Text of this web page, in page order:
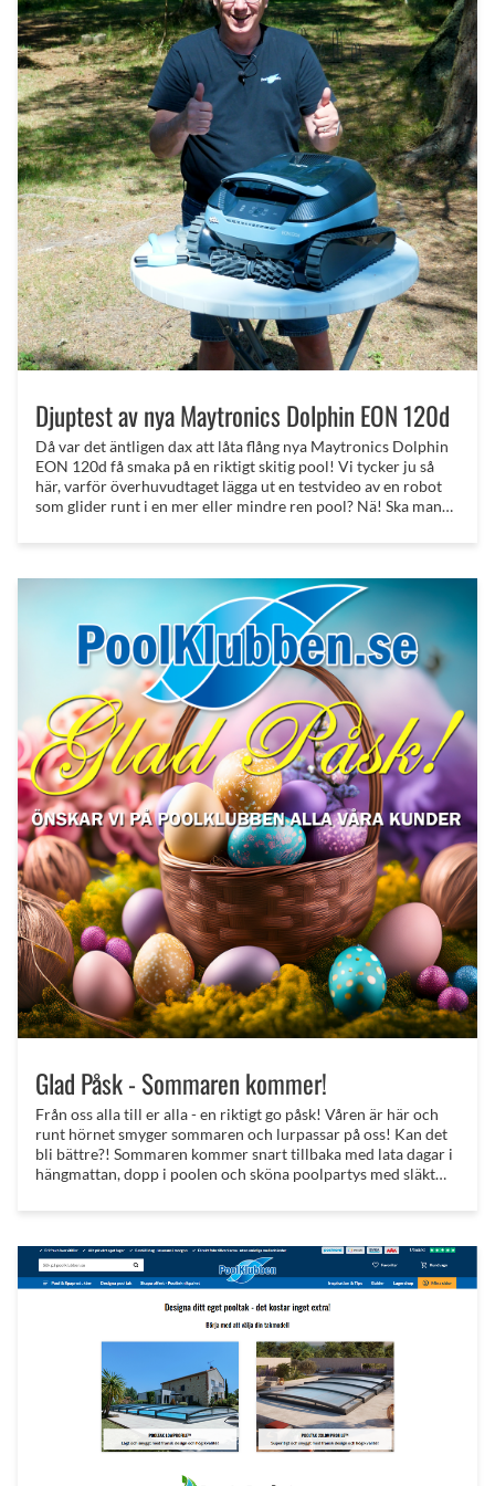
Djuptest av nya Maytronics Dolphin EON 120d
Då var det äntligen dax att låta flång nya Maytronics Dolphin
EON 120d få smaka på en riktigt skitig pool! Vi tycker ju så
här, varför överhuvudtaget lägga ut en testvideo av en robot
som glider runt i en mer eller mindre ren pool? Nä! Ska man
Glad Påsk - Sommaren kommer!
Från oss alla till er alla - en riktigt go påsk! Våren är här och
runt hörnet smyger sommaren och lurpassar på oss! Kan det
bli bättre?! Sommaren kommer snart tillbaka med lata dagar i
hängmattan, dopp i poolen och sköna poolpartys med släkt